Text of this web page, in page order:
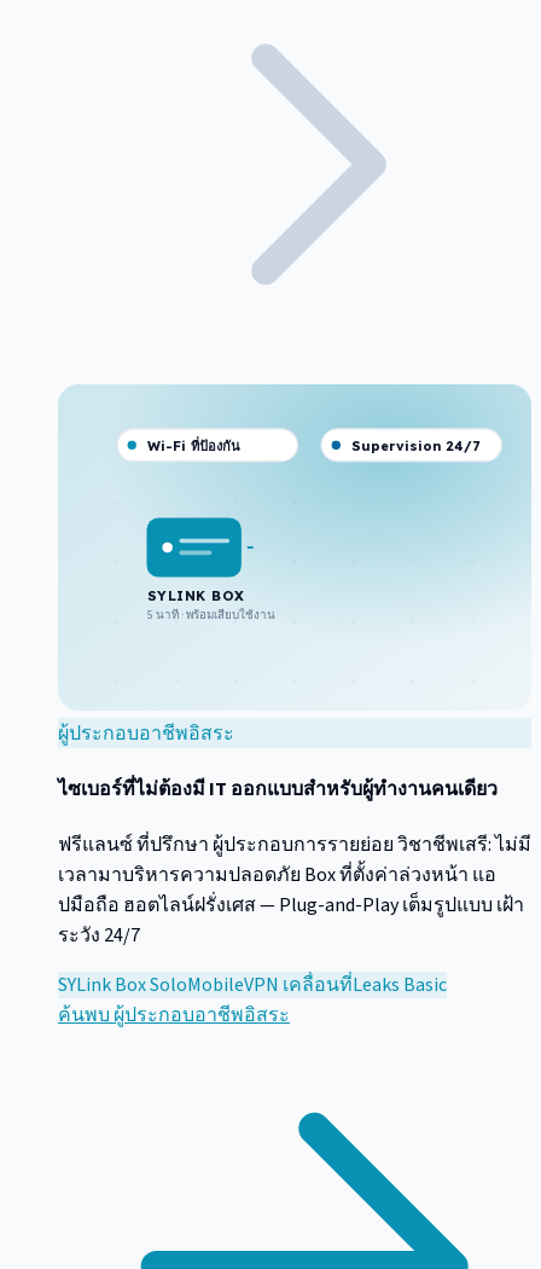
SYLINK BOX
5 นาที · พร้อมเสียบใช้งาน
Wi-Fi ที่ป้องกัน Supervision 24/7
ผู้ประกอบอาชีพอิสระ
ไซเบอร์ที่ไม่ต้องมี IT ออกแบบสำหรับผู้ทำงานคนเดียว
ฟรีแลนซ์ ที่ปรึกษา ผู้ประกอบการรายย่อย วิชาชีพเสรี: ไม่มี
เวลามาบริหารความปลอดภัย Box ที่ตั้งค่าล่วงหน้า แอ
ปมือถือ ฮอตไลน์ฝรั่งเศส — Plug-and-Play เต็มรูปแบบ เฝ้า
ระวัง 24/7
SYLink Box SoloMobileVPN เคลื่อนที่Leaks Basic
ค้นพบ ผู้ประกอบอาชีพอิสระ